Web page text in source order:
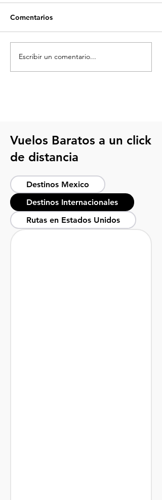
La mejor época para
viajar a Nueva York:
Comentarios
Escribir un comentario...
Vuelos Baratos a un click
de distancia
Destinos Mexico
Destinos Internacionales
Rutas en Estados Unidos